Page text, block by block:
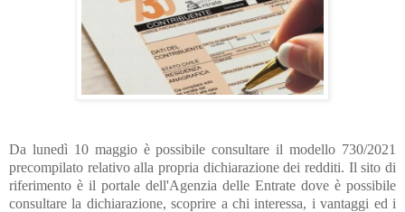
Da lunedì 10 maggio è possibile consultare il modello 730/2021
precompilato relativo alla propria dichiarazione dei redditi. Il sito di
riferimento è il portale dell'Agenzia delle Entrate dove è possibile
consultare la dichiarazione, scoprire a chi interessa, i vantaggi ed i